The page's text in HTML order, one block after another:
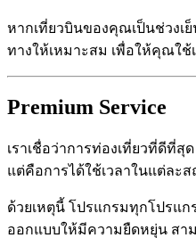
หากเที่ยวบินของคุณเป็นช่วงเย็
ทางให้เหมาะสม เพื่อให้คุณใช้
Premium Service
เราเชื่อว่าการท่องเที่ยวที่ดีที่
แต่คือการได้ใช้เวลาในแต่ละ
ด้วยเหตุนี้ โปรแกรมทุกโปรแก
ออกแบบให้มีความยืดหยุ่น สา